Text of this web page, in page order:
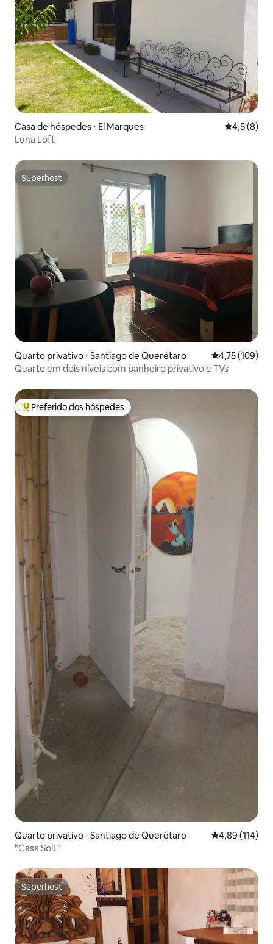
Casa de hóspedes ⋅ El Marques 4,5 de
4,5 (8)
Luna Loft
Superhost
Superhost
Quarto privativo ⋅ Santiago de Querétaro 4,75 de uma
4,75 (109)
Quarto em dois níveis com banheiro privativo e TVs
Entre os melhores preferidos dos hóspedes
Preferido dos hóspedes
Quarto privativo ⋅ Santiago de Querétaro 4,89 de uma
4,89 (114)
"Casa SolL"
Superhost
Superhost